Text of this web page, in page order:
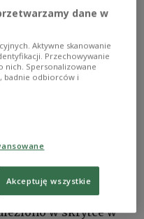
władzy królewskiej
domena publiczna
zostały uznany za
insygnia władzy
iElżbiety
berła oraz
w skrytce w
dane w
Aktywne skanowanie
Przechowywanie
nich. Spersonalizowane
badnie odbiorców i
Akceptuję wszystkie